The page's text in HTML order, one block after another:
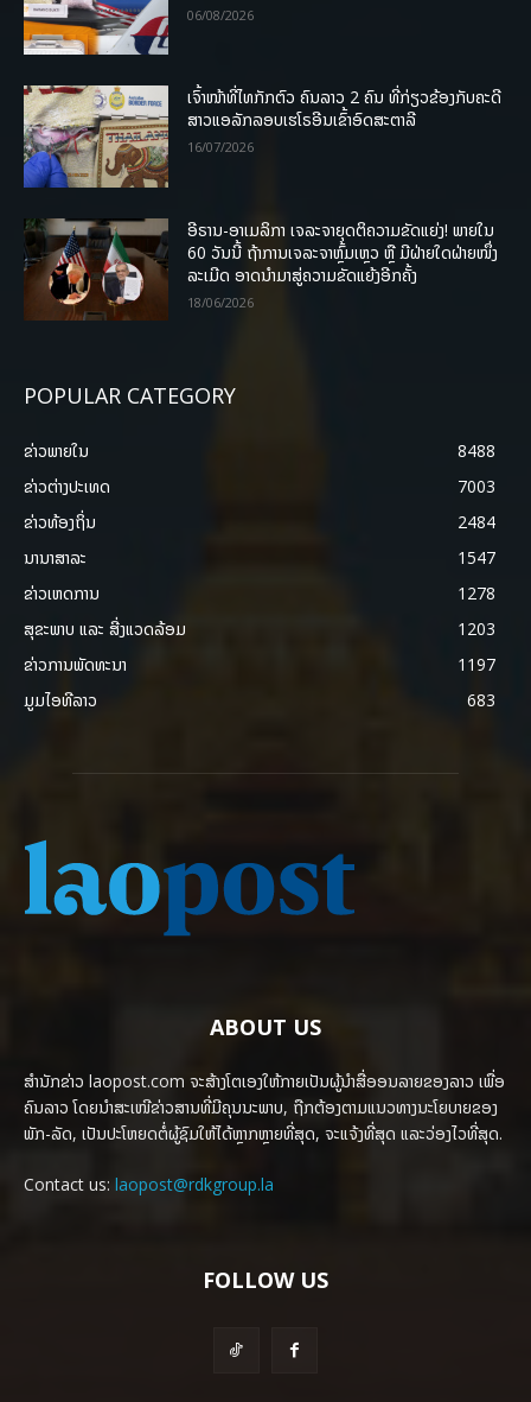
06/08/2026
ເຈົ້າໜ້າທີ່ໄທກັກຕົວ ຄົນລາວ 2 ຄົນ ທີ່ກ່ຽວຂ້ອງກັບຄະດີ
ສາວແອລັກລອບເຮໂຣອີນເຂົ້າອົດສະຕາລີ
16/07/2026
ອີຣານ-ອາເມລິກາ ເຈລະຈາຍຸດຕິຄວາມຂັດແຍ່ງ! ພາຍໃນ
60 ວັນນີ້ ຖ້າການເຈລະຈາຫຼົ້ມເຫຼວ ຫຼື ມີຝ່າຍໃດຝ່າຍໜຶ່ງ
ລະເມີດ ອາດນໍາມາສູ່ຄວາມຂັດແຍ້ງອີກຄັ້ງ
18/06/2026
POPULAR CATEGORY
ຂ່າວພາຍ​ໃນ
8488
ຂ່າວຕ່າງປະເທດ
7003
ຂ່າວທ້ອງຖິ່ນ
2484
ນານາສາລະ
1547
ຂ່າວເຫດການ
1278
ສຸຂະພາບ ແລະ ສີ່ງແວດລ້ອມ
1203
ຂ່າວການພັດທະນາ
1197
ມູມໄອທີລາວ
683
ABOUT US
ສຳນັກຂ່າວ laopost.com ຈະສ້າງໂຕເອງໃຫ້ກາຍເປັນຜູ້ນຳສື່ອອນລາຍຂອງລາວ ເພື່ອ
ຄົນລາວ ໂດຍນຳສະເໜີຂ່າວສານທີ່ມີຄຸນນະພາບ, ຖືກຕ້ອງຕາມແນວທາງນະໂຍບາຍຂອງ
ພັກ-ລັດ, ເປັນປະໂຫຍດຕໍ່ຜູ້ຊົມໃຫ້ໄດ້ຫຼາກຫຼາຍທີ່ສຸດ, ຈະແຈ້ງທີ່ສຸດ ແລະວ່ອງໄວທີ່ສຸດ.
Contact us: laopost@rdkgroup.la
FOLLOW US